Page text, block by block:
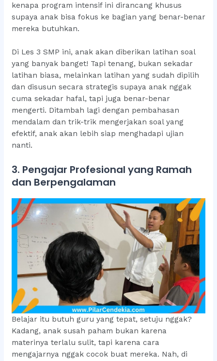
kenapa program intensif ini dirancang khusus
supaya anak bisa fokus ke bagian yang benar-benar
mereka butuhkan.
Di Les 3 SMP ini, anak akan diberikan latihan soal
yang banyak banget! Tapi tenang, bukan sekadar
latihan biasa, melainkan latihan yang sudah dipilih
dan disusun secara strategis supaya anak nggak
cuma sekadar hafal, tapi juga benar-benar
mengerti. Ditambah lagi dengan pembahasan
mendalam dan trik-trik mengerjakan soal yang
efektif, anak akan lebih siap menghadapi ujian
nanti.
3. Pengajar Profesional yang Ramah
dan Berpengalaman
Belajar itu butuh guru yang tepat, setuju nggak?
Kadang, anak susah paham bukan karena
materinya terlalu sulit, tapi karena cara
mengajarnya nggak cocok buat mereka. Nah, di